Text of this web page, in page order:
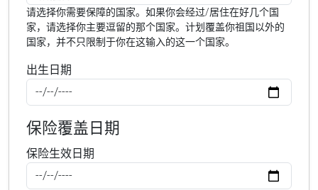
请选择你需要保障的国家。如果你会经过/居住在好几个国
家，请选择你主要逗留的那个国家。计划覆盖你祖国以外的
国家，并不只限制于你在这输入的这一个国家。
出生日期
保险覆盖日期
保险生效日期